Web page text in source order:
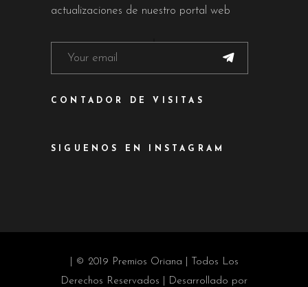
actualizaciones de nuestro portal web
CONTADOR DE VISITAS
SIGUENOS EN INSTAGRAM
| © 2019 Premios Oriana | Todos Los
Derechos Reservados | Desarrollado por